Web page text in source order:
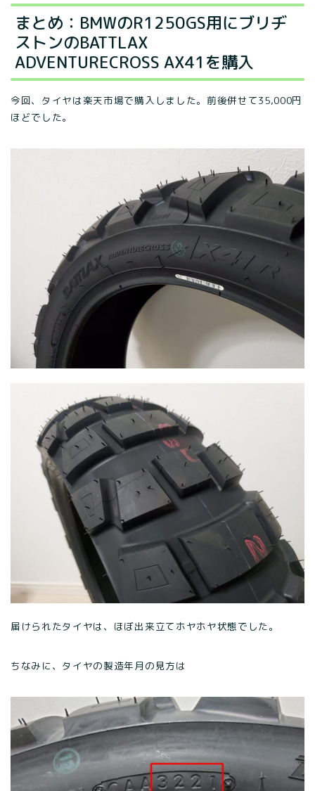
まとめ：BMWのR1250GS用にブリヂ
ストンのBATTLAX
ADVENTURECROSS AX41を購入
今回、タイヤは楽天市場で購入しました。前後併せて35,000円
ほどでした。
届けられたタイヤは、ほぼ出来立てホヤホヤ状態でした。
ちなみに、タイヤの製造年月の見方は